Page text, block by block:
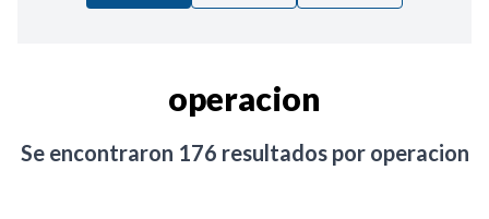
operacion
Se encontraron 176 resultados por operacion